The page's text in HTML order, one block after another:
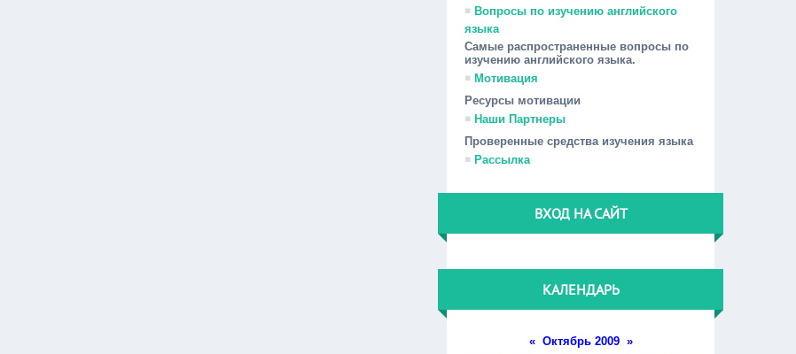
Вопросы по изучению английского
языка
Самые распространенные вопросы по
изучению английского языка.
Мотивация
Ресурсы мотивации
Наши Партнеры
Проверенные средства изучения языка
Рассылка
ВХОД НА САЙТ
КАЛЕНДАРЬ
« Октябрь 2009 »